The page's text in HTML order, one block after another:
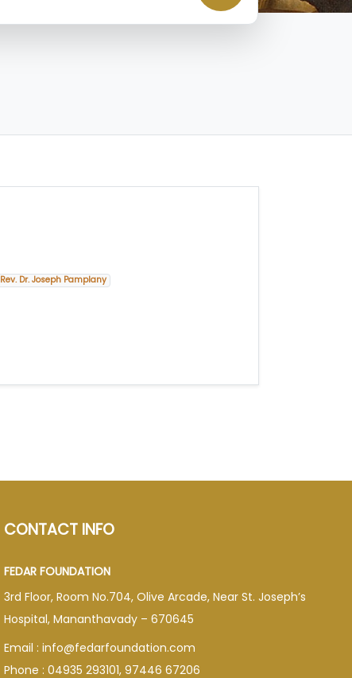
Rev. Dr. Joseph Pamplany
CONTACT INFO
FEDAR FOUNDATION
3rd Floor, Room No.704, Olive Arcade, Near St. Joseph’s
Hospital, Mananthavady – 670645
Email : info@fedarfoundation.com
Phone : 04935 293101, 97446 67206